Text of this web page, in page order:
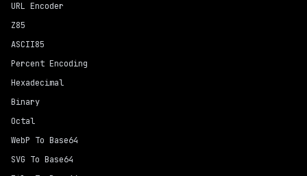
URL Encoder
Z85
ASCII85
Percent Encoding
Hexadecimal
Binary
Octal
WebP To Base64
SVG To Base64